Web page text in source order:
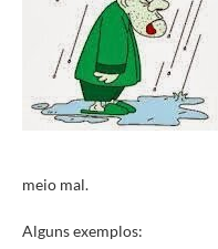
meio mal.
Alguns exemplos: